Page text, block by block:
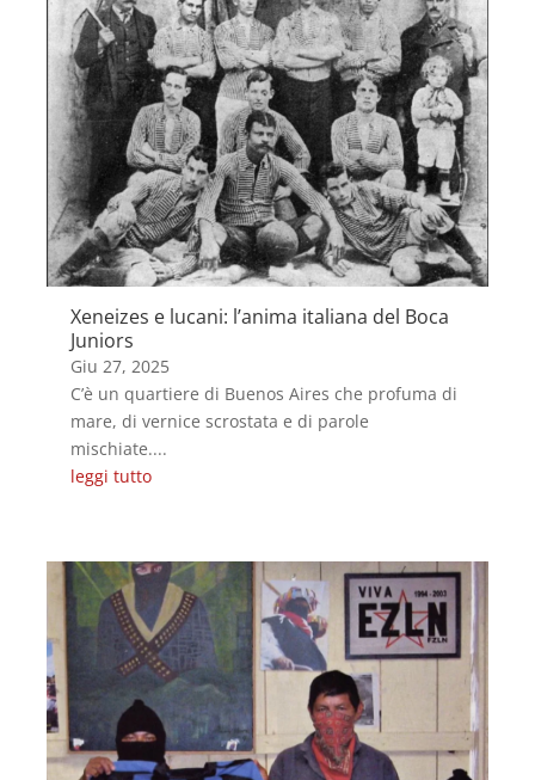
Xeneizes e lucani: l’anima italiana del Boca
Juniors
Giu 27, 2025
C’è un quartiere di Buenos Aires che profuma di
mare, di vernice scrostata e di parole
mischiate....
leggi tutto